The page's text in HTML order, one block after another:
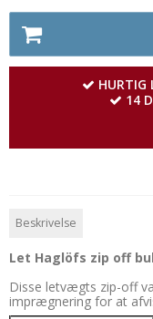
HURTIG
14
Beskrivelse
Let Haglöfs zip off
Disse letvægts zip-off
imprægnering for at